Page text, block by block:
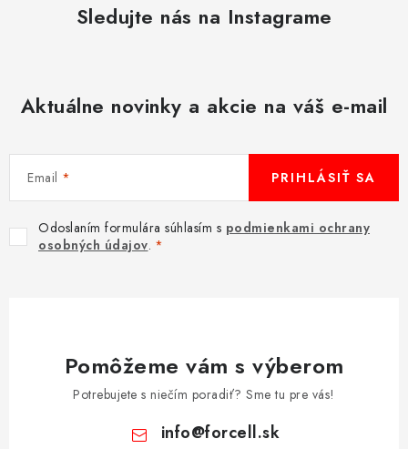
Sledujte nás na Instagrame
Aktuálne novinky a akcie na váš e-mail
Email
Odoslaním formulára súhlasím s podmienkami ochrany
osobných údajov.
PRIHLÁSIŤ SA
Pomôžeme vám s výberom
Potrebujete s niečím poradiť? Sme tu pre vás!
info@forcell.sk